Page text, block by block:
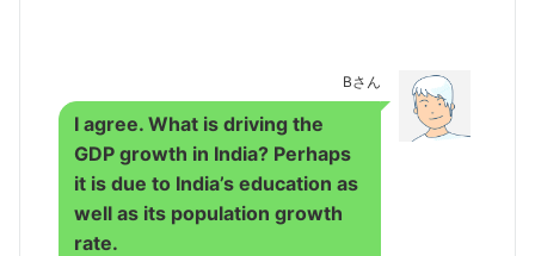
Bさん
I agree. What is driving the
GDP growth in India? Perhaps
it is due to India’s education as
well as its population growth
rate.